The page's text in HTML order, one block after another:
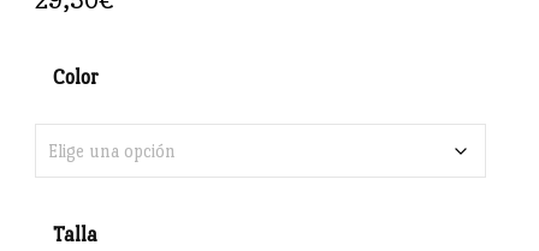
Color
Talla